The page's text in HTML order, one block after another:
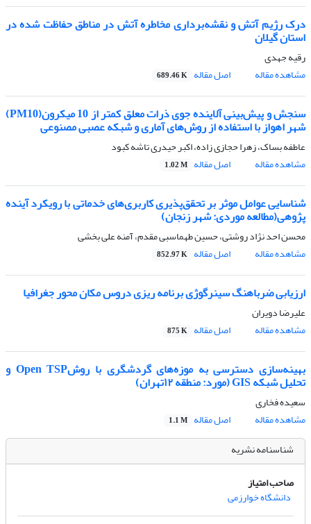
درک رژیم آتش و نقشه‌برداری مخاطره آتش در مناطق حفاظت شده در
استان گیلان
رقیه جهدی
مشاهده مقاله
اصل مقاله 689.46 K
سنجش و پیش‌بینی آلاینده جوی ذرات معلق کمتر از 10 میکرون(PM10)
شهر اهواز با استفاده از روش‌های آماری و شبکه عصبی مصنوعی
عاطفه بساک، زهرا حجازی زاده، اکبر حیدری تاشه کبود
مشاهده مقاله
اصل مقاله 1.02 M
شناسایی عوامل موثر بر تحقق‌پذیری کاربری‌های خدماتی با رویکرد آینده
پژوهی(مطالعه موردی: شهر زنجان)
محسن احد نژاد روشتی، حسین طهماسبی مقدم، آمنه علی بخشی
مشاهده مقاله
اصل مقاله 852.97 K
ارزیابی ضرباهنگ سینرگوژی برنامه ریزی دروس مکان محور جغرافیا
علیرضا دویران
مشاهده مقاله
اصل مقاله 875 K
بهینه‌سازی دسترسی به موزه‌های گردشگری با روشOpen TSP و
تحلیل شبکه GIS (مورد: منطقه ۱۲تهران)
سعیده فخاری
مشاهده مقاله
اصل مقاله 1.1 M
شناسنامه نشریه
صاحب امتیاز
دانشگاه خوارزمی